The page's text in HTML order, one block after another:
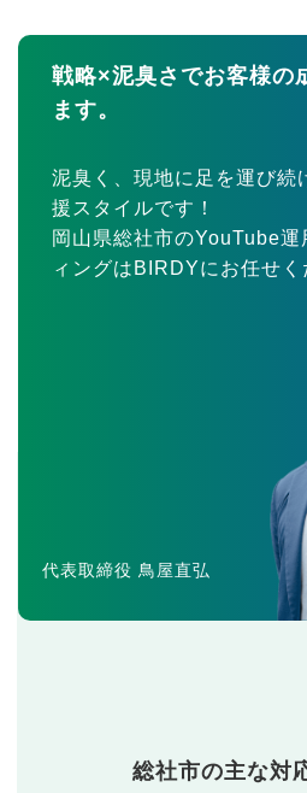
戦略×泥臭さでお客様の
ます。
泥臭く、現地に足を運び続
援スタイルです！
岡山県総社市のYouTube
ィングはBIRDYにお任せく
代表取締役 鳥屋直弘
総社市の主な対